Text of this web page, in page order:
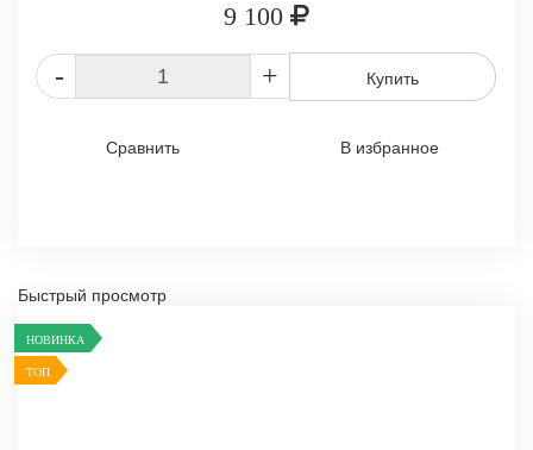
9 100
- + Купить
Сравнить В избранное
Быстрый просмотр
НОВИНКА
ТОП